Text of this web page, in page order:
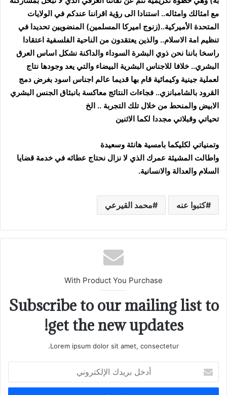
مع امثالك وامثاله.. استنادا الى رؤية اقراننا عندكم في الولايات
المتحدة الأميركية..(زنوج اميركا المسلمين) المنضويين تحديدا في
تنظيم امة الاسلام.. والذين يعتقدون من الناحية الفلسفية اعتقادا
راسخا باننا نحن ذوي البشرة السوداء والداكنة نشكل اساس العرق
البشري.. خلافا للاجناس البشرية البيضاء والتي يعد وجودها نتاج
لعملية جينية وكيمائية قام بها قديما عالم اجناس اسود بغرض دمج
القرود بالشامبانزي.. فجاءات النتائج معاكسة بانبثاق الجنس البشري
الابيض والمنحط من خلال تلك التجربة .. الخ
تحياتي وقبلاتي مجددا لكما الاثنين
وتمنياتي لكليكما بامسية هانئة وسعيدة
واطالت المشيئة عمرك الذي لا نزال نحتاج عطائه في خدمة قضايا
السلام والعدالة والانسانية.
كتبوا عنه محمد القيرعي
With Product You Purchase
Subscribe to our mailing list to
get the new updates!
Lorem ipsum dolor sit amet, consectetur.
بريدك
الإلكتروني